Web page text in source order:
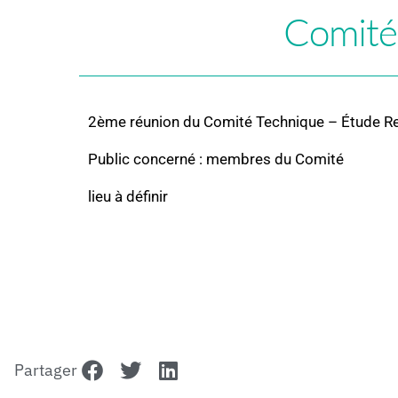
2ème réunion du Comité Technique – Étude
Public concerné : membres du Comité
lieu à définir
Partager